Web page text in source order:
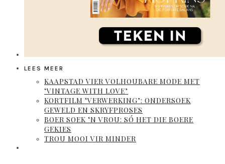
LEES MEER
KAAPSTAD VIER VOLHOUBARE MODE MET
‘VINTAGE WITH LOVE’
KORTFILM ‘VERWERKING’: ONDERSOEK
GEWELD EN SKRYFPROSES
BOER SOEK ‘N VROU: SÓ HET DIE BOERE
GEKIES
TROU MOOI VIR MINDER